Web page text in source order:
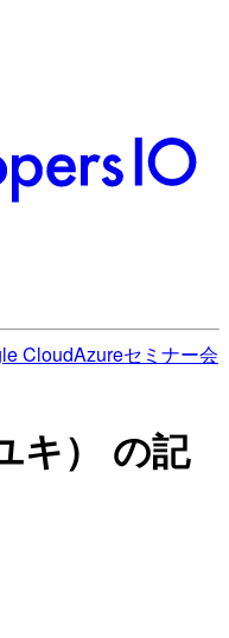
CloudAzureセミナー会
キ） の記